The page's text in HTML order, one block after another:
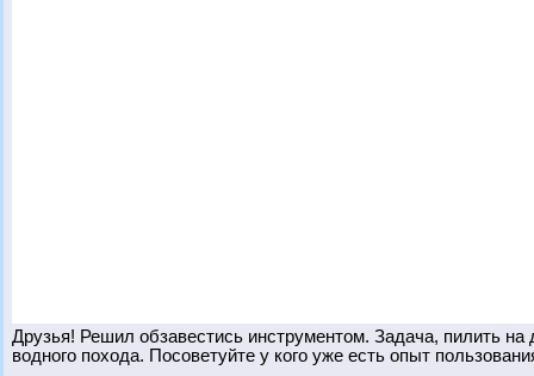
Друзья! Решил обзавестись инструментом. Задача, пилить
водного похода. Посоветуйте у кого уже есть опыт